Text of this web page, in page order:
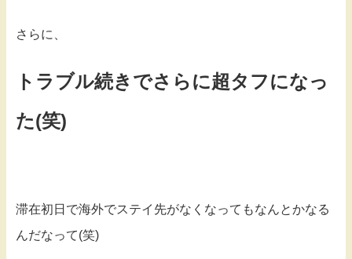
さらに、
トラブル続きでさらに超タフになっ
た(笑)
滞在初日で海外でステイ先がなくなってもなんとかなる
んだなって(笑)